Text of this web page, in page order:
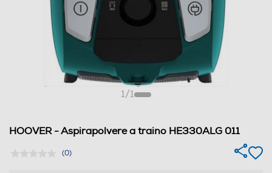
1/1
HOOVER - Aspirapolvere a traino HE330ALG 011
(0)